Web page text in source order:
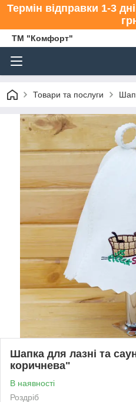
Термін відправки 1-3
ТМ "Комфорт"
Товари та послуги
Шапка для лазні та
коричнева"
В наявності
Роздріб